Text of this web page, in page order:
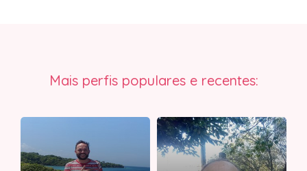
Mais perfis populares e recentes: